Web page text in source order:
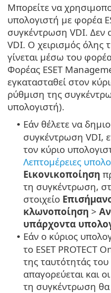
Μπορείτε να
υπολογιστή με φορέα
συγκέντρωση VDI. Δεν
VDI. Ο χειρισμός όλης
γίνεται μέσω του
Φορέας ESET
εγκατασταθεί στον
ρύθμιση της
υπολογιστή).
• Εάν θέλετε να
συγκέντρωση VDI,
τον κύριο
Λεπτομέρειες
Εικονικοποίηση
τη συγκέντρωση,
στοιχείο
κλωνοποίηση >
υπάρχοντα
• Εάν ο κύριος
το ESET PROTECT
της ταυτότητάς
απαγορεύεται και
τη συγκέντρωση